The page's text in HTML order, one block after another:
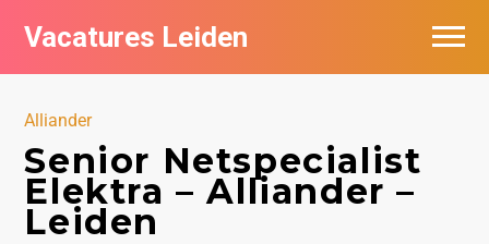
Vacatures Leiden
Alliander
Senior Netspecialist
Elektra – Alliander –
Leiden
Vacatures per bedrijf
Nieuwsbrief feed